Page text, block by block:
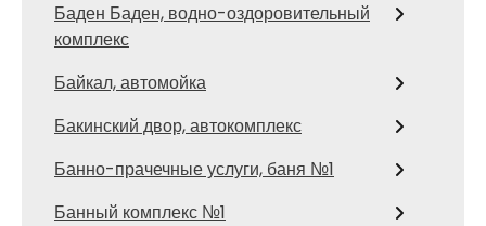
Баден Баден, водно-оздоровительный
комплекс
Байкал, автомойка
Бакинский двор, автокомплекс
Банно-прачечные услуги, баня №1
Банный комплекс №1